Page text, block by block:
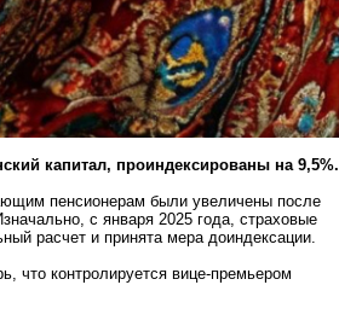
капитал, проиндексированы на 9,5%.
пенсионерам были увеличены после
с января 2025 года, страховые
расчет и принята мера доиндексации.
что контролируется вице-премьером